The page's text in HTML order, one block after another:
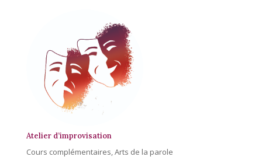
Atelier d’improvisation
Cours complémentaires,Arts de la parole